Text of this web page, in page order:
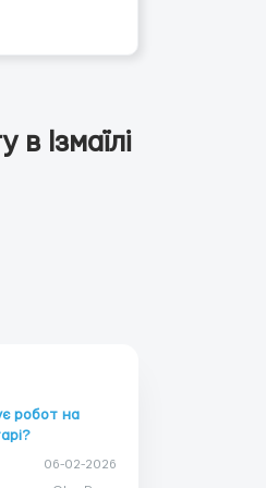
в Ізмаїлі
робот на
06-02-2026